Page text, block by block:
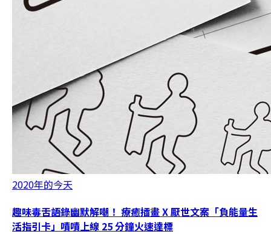
2020年的今天
趣味毒舌語錄幽默解嘲！ 療癒插畫 X 厭世文案「負能量生
活指引卡」嘖嘖上線 25 分鐘火速達標